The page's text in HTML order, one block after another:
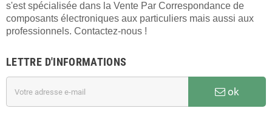
s'est spécialisée dans la Vente Par Correspondance de
composants électroniques aux particuliers mais aussi aux
professionnels. Contactez-nous !
LETTRE D'INFORMATIONS
ok